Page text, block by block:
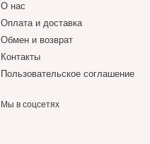
О нас
Оплата и доставка
Обмен и возврат
Контакты
Пользовательское соглашение
Мы в соцсетях